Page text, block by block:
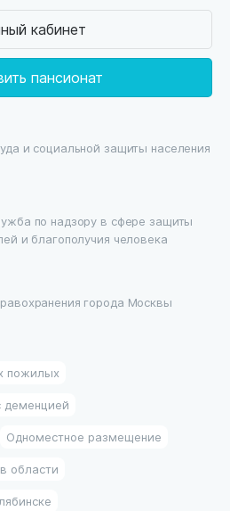
кабинет
пансионат
и социальной защиты населения
по надзору в сфере защиты
и благополучия человека
города Москвы
пожилых
деменцией
Одноместное размещение
области